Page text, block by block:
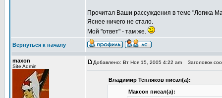
Прочитал Ваши рассуждения в теме "Логика
Яснее ничего не стало.
Мой "ответ" - там же.
Вернуться к началу
maxon
Site Admin
Добавлено: Вт Ноя 15, 2005 4:22 am Заголовок
Владимир Тепляков писал(а):
Максон писал(а):